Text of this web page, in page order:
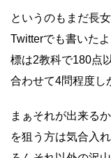
というのもまだ長
Twitterでも書いた
標は2教科で180点
合わせて4問程度し
まぁそれが出来る
を狙う方は気合入